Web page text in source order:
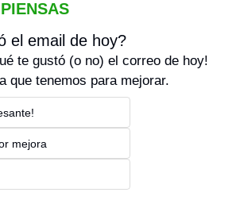
el email de hoy?
te gustó (o no) el correo de hoy!
que tenemos para mejorar.
mejora